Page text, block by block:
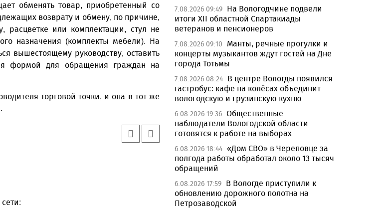
обменять товар, приобретенный со
возврату и обмену, по причине,
или комплектации, стул не
назначения (комплекты мебели). На
вышестоящему руководству, оставить
формой для обращения граждан на
торговой точки, и она в тот же
7.08.2026 09:49 На Вологодчине подвели
итоги XII областной Спартакиады
ветеранов и пенсионеров
7.08.2026 09:10
Манты, речные прогулки и
концерты музыкантов ждут гостей на Дне
города Тотьмы
7.08.2026 08:24 В центре Вологды появился
гастробус: кафе на колёсах объединит
вологодскую и грузинскую кухню
6.08.2026 19:36 Общественные
наблюдатели Вологодской области
готовятся к работе на выборах
6.08.2026 18:44 «Дом СВО» в Череповце за
полгода работы обработал около 13 тысяч
обращений
6.08.2026 17:59 В Вологде приступили к
обновлению дорожного полотна на
Петрозаводской